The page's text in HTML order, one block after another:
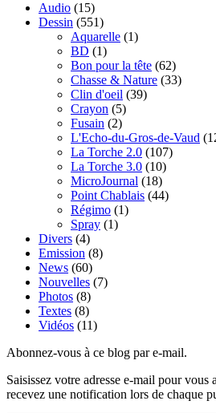
Audio (15)
Dessin (551)
Aquarelle (1)
BD (1)
Bon pour la tête (62)
Chasse & Nature (33)
Clin d'oeil (39)
Crayon (5)
Fusain (2)
L'Echo-du-Gros-de-Vaud
La Torche 2.0 (107)
La Torche 3.0 (10)
MicroJournal (18)
Point Chablais (44)
Régimo (1)
Spray (1)
Divers (4)
Emission (8)
News (60)
Nouvelles (7)
Photos (8)
Textes (8)
Vidéos (11)
Abonnez-vous à ce blog par e-mail.
Saisissez votre adresse e-mail pour vous
recevez une notification lors de chaque